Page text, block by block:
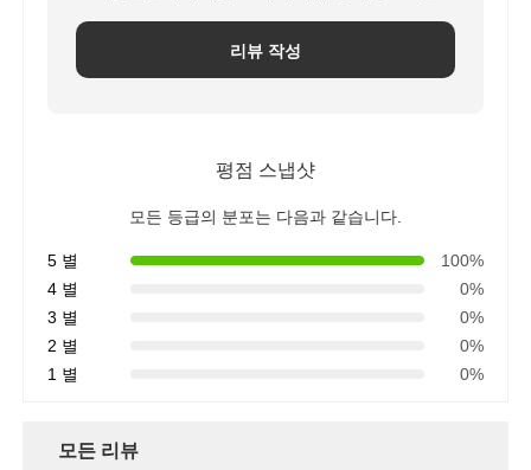
홈
제품 소개
동영상
리뷰 작성
평점 스냅샷
모든 등급의 분포는 다음과 같습니다.
5 별
100%
4 별
0%
3 별
0%
2 별
0%
1 별
0%
모든 리뷰